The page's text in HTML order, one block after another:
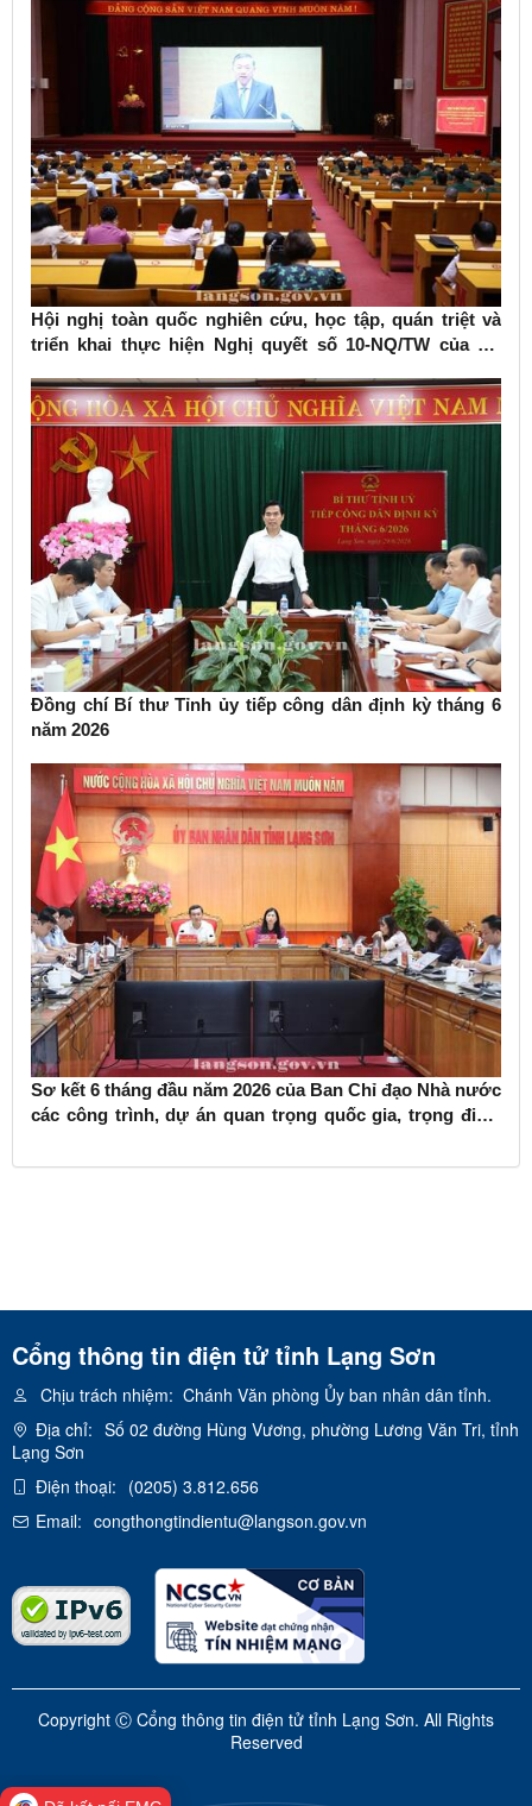
Hội nghị toàn quốc nghiên cứu, học tập, quán triệt và
triển khai thực hiện Nghị quyết số 10-NQ/TW của Bộ
Đồng chí Bí thư Tỉnh ủy tiếp công dân định kỳ tháng 6
năm 2026
Sơ kết 6 tháng đầu năm 2026 của Ban Chỉ đạo Nhà nước
các công trình, dự án quan trọng quốc gia, trọng điểm
Cổng thông tin điện tử tỉnh Lạng Sơn
Chịu trách nhiệm: Chánh Văn phòng Ủy ban nhân dân tỉnh.
Địa chỉ: Số 02 đường Hùng Vương, phường Lương Văn Tri, tỉnh
Lạng Sơn
Điện thoại: (0205) 3.812.656
Email: congthongtindientu@langson.gov.vn
Copyright Ⓒ Cổng thông tin điện tử tỉnh Lạng Sơn. All Rights
Reserved